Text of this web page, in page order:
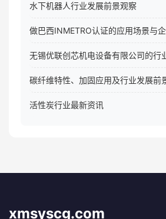
水下机器人行业发展前景观察
做巴西INMETRO认证的应用场景与
无锡优联创芯机电设备有限公司的行
碳纤维特性、加固应用及行业发展前
活性炭行业最新资讯
xmsyscg.com